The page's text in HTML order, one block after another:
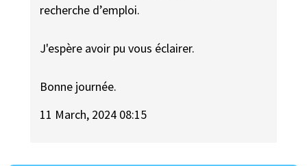
recherche d’emploi.
J'espère avoir pu vous éclairer.
Bonne journée.
11 March, 2024 08:15